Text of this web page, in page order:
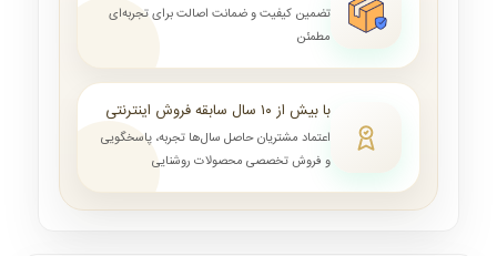
تضمین کیفیت و ضمانت اصالت برای تجربه‌ای
مطمئن
با بیش از ۱۰ سال سابقه فروش اینترنتی
اعتماد مشتریان حاصل سال‌ها تجربه، پاسخگویی
و فروش تخصصی محصولات روشنایی